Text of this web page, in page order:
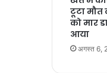
टूटा मौत
को मार
आया
अगस्त 6,